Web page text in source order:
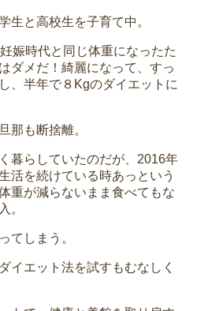
生と高校生を子育て中。
娠時代と同じ体重になったた
ダメだ！綺麗になって、すっ
、半年で８Kgのダイエットに
那も断捨離。
暮らしていたのだが、2016年
活を続けている時あっという
重が減らないまま食べてもな
。
てしまう。
イエット法を試すもむなしく